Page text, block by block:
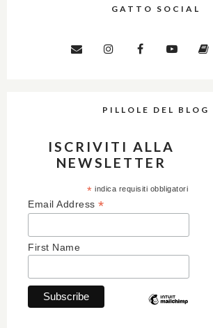
GATTO SOCIAL
PILLOLE DEL BLOG
ISCRIVITI ALLA
NEWSLETTER
* indica requisiti obbligatori
Email Address *
First Name